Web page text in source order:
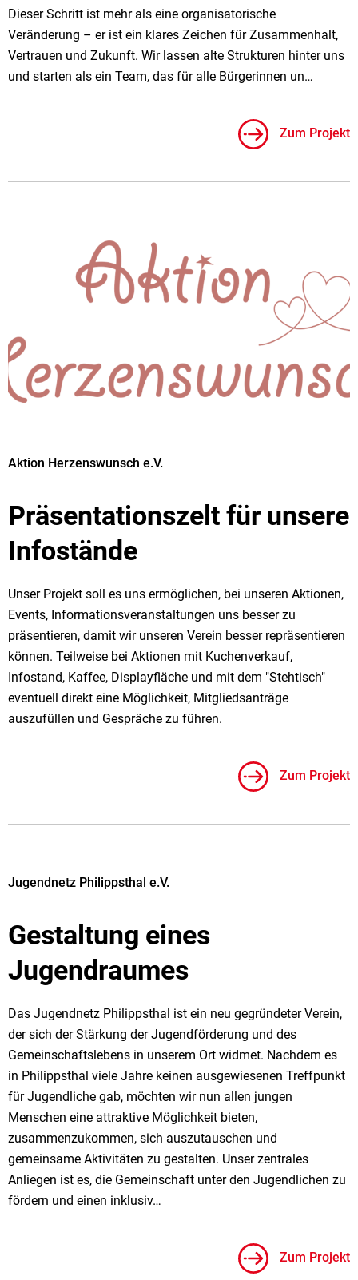
Dieser Schritt ist mehr als eine organisatorische
Veränderung – er ist ein klares Zeichen für Zusammenhalt,
Vertrauen und Zukunft. Wir lassen alte Strukturen hinter uns
und starten als ein Team, das für alle Bürgerinnen un…
Zum Projekt
Präsentationszelt für unsere
Infostände
Aktion Herzenswunsch e.V.
Unser Projekt soll es uns ermöglichen, bei unseren Aktionen,
Events, Informationsveranstaltungen uns besser zu
präsentieren, damit wir unseren Verein besser repräsentieren
können. Teilweise bei Aktionen mit Kuchenverkauf,
Infostand, Kaffee, Displayfläche und mit dem "Stehtisch"
eventuell direkt eine Möglichkeit, Mitgliedsanträge
auszufüllen und Gespräche zu führen.
Zum Projekt
Gestaltung eines
Jugendraumes
Jugendnetz Philippsthal e.V.
Das Jugendnetz Philippsthal ist ein neu gegründeter Verein,
der sich der Stärkung der Jugendförderung und des
Gemeinschaftslebens in unserem Ort widmet. Nachdem es
in Philippsthal viele Jahre keinen ausgewiesenen Treffpunkt
für Jugendliche gab, möchten wir nun allen jungen
Menschen eine attraktive Möglichkeit bieten,
zusammenzukommen, sich auszutauschen und
gemeinsame Aktivitäten zu gestalten. Unser zentrales
Anliegen ist es, die Gemeinschaft unter den Jugendlichen zu
fördern und einen inklusiv…
Zum Projekt